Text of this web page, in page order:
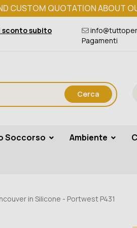
CUSTOM QUOTATION ABOUT
sconto subito
Pagamenti
Cerca
Soccorso Ambiente
in Silicone - Portwest P431